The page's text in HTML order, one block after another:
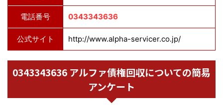
電話番号 0343343636
公式サイト http://www.alpha-servicer.co.jp/
0343343636 アルファ債権回収についての簡易
アンケート